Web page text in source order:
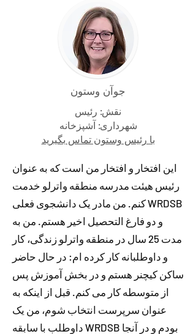
جوآن وستون
نقش: رئیس
شهرداری: آشپزخانه
با رئیس وستون تماس بگیرید
این افتخار و افتخار من است که به عنوان
رئیس هیئت مدرسه منطقه واترلو خدمت
کنم. من مادر یک دانشجوی فعلی WRDSB
و دو فارغ التحصیل اخیر هستم. من به
مدت 25 سال در منطقه واترلو زندگی، کار
و داوطلبانه کار کرده ام: در حال حاضر
ساکن کیچنر هستم و در بخش آموزش پس
از متوسطه کار می کنم. قبل از اینکه به
عنوان سرپرست انتخاب شوم، من یک
داوطلب با سابقه WRDSB بودم و در آنجا